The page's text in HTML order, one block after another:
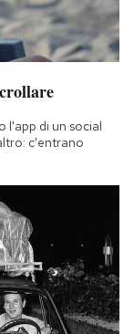
l'app di un social
c'entrano